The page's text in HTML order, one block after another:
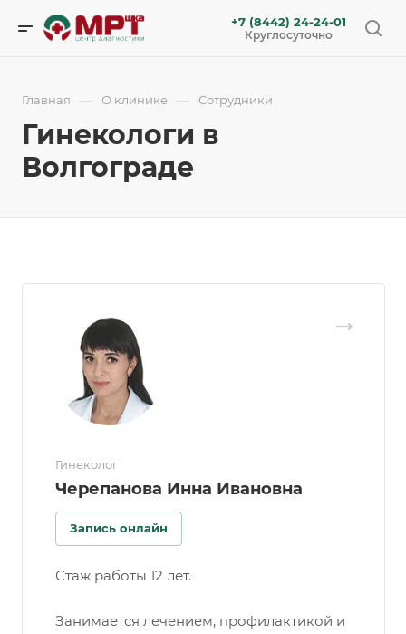
+7 (8442) 24-24-01
Круглосуточно
Главная — О клинике — Сотрудники
Гинекологи в
Волгограде
Гинеколог
Черепанова Инна Ивановна
Запись онлайн
Стаж работы 12 лет.
Занимается лечением, профилактикой и